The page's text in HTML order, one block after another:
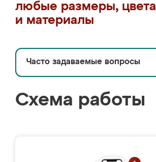
любые размеры, цвета
и материалы
Часто задаваемые вопросы
Схема работы